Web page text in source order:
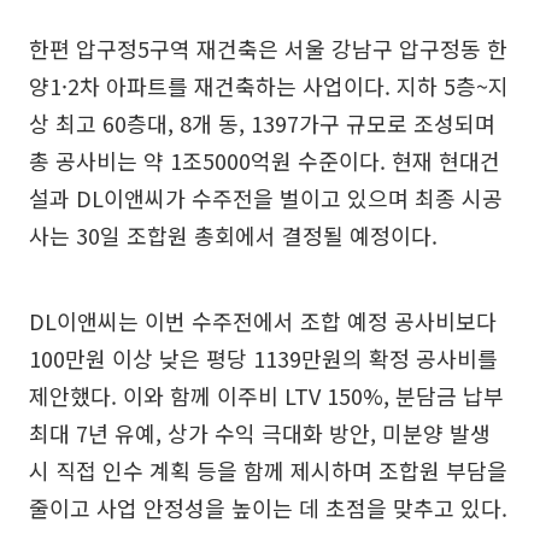
한편 압구정5구역 재건축은 서울 강남구 압구정동 한
양1·2차 아파트를 재건축하는 사업이다. 지하 5층~지
상 최고 60층대, 8개 동, 1397가구 규모로 조성되며
총 공사비는 약 1조5000억원 수준이다. 현재 현대건
설과 DL이앤씨가 수주전을 벌이고 있으며 최종 시공
사는 30일 조합원 총회에서 결정될 예정이다.
DL이앤씨는 이번 수주전에서 조합 예정 공사비보다
100만원 이상 낮은 평당 1139만원의 확정 공사비를
제안했다. 이와 함께 이주비 LTV 150%, 분담금 납부
최대 7년 유예, 상가 수익 극대화 방안, 미분양 발생
시 직접 인수 계획 등을 함께 제시하며 조합원 부담을
줄이고 사업 안정성을 높이는 데 초점을 맞추고 있다.